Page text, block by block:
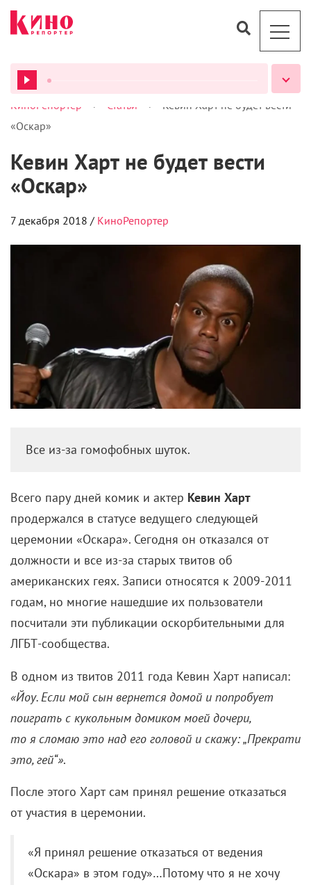
ВСЕ ПОДКАСТЫ
КиноРепортер > Статьи >
Кевин Харт не будет вести
«Оскар»
Кевин Харт не будет вести
«Оскар»
7 декабря 2018 / КиноРепортер
Все из-за гомофобных шуток.
Всего пару дней комик и актер Кевин Харт
продержался в статусе ведущего следующей
церемонии «Оскара». Сегодня он отказался от
должности и все из-за старых твитов об
американских геях. Записи относятся к 2009-2011
годам, но многие нашедшие их пользователи
посчитали эти публикации оскорбительными для
ЛГБТ-сообщества.
В одном из твитов 2011 года Кевин Харт написал:
«Йоу. Если мой сын вернется домой и попробует
поиграть с кукольным домиком моей дочери,
то я сломаю это над его головой и скажу: „Прекрати
это, гей“».
После этого Харт сам принял решение отказаться
от участия в церемонии.
«Я принял решение отказаться от ведения
«Оскара» в этом году»…Потому что я не хочу